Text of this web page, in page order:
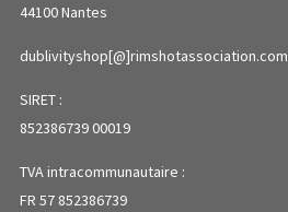
44100 Nantes
dublivityshop[@]rimshotassociation.com
SIRET :
852386739 00019
TVA intracommunautaire :
FR 57 852386739